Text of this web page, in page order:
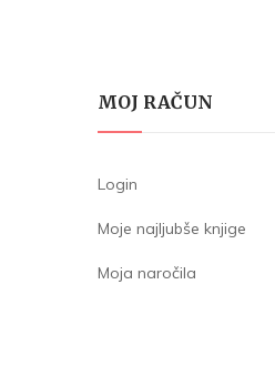
MOJ RAČUN
Login
Moje najljubše knjige
Moja naročila